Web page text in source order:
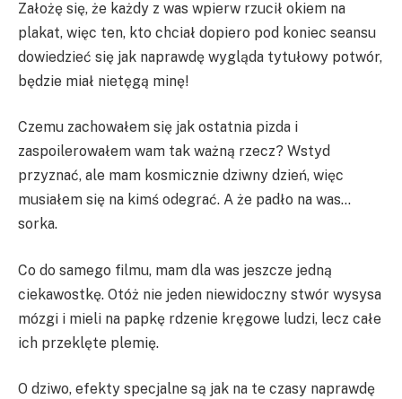
Założę się, że każdy z was wpierw rzucił okiem na
plakat, więc ten, kto chciał dopiero pod koniec seansu
dowiedzieć się jak naprawdę wygląda tytułowy potwór,
będzie miał nietęgą minę!
Czemu zachowałem się jak ostatnia pizda i
zaspoilerowałem wam tak ważną rzecz? Wstyd
przyznać, ale mam kosmicznie dziwny dzień, więc
musiałem się na kimś odegrać. A że padło na was…
sorka.
Co do samego filmu, mam dla was jeszcze jedną
ciekawostkę. Otóż nie jeden niewidoczny stwór wysysa
mózgi i mieli na papkę rdzenie kręgowe ludzi, lecz całe
ich przeklęte plemię.
O dziwo, efekty specjalne są jak na te czasy naprawdę